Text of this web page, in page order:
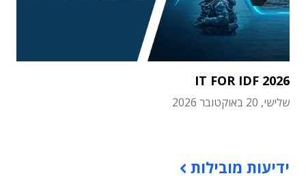
IT FOR IDF 2026
שלישי, 20 באוקטובר 2026
ידיעות מובילות